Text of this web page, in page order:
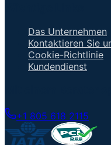
Das Unternehmen
Kontaktieren Sie
Cookie-Richtlinie
Kundendienst
+1 805 618 2115